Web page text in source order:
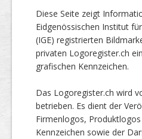
Diese Seite zeigt
Eidgenössischen Institut
(IGE) registrierten
privaten Logoregister.ch
grafischen Kennzeichen.
Das Logoregister.ch wird
betrieben. Es dient der
Firmenlogos,
Kennzeichen sowie der